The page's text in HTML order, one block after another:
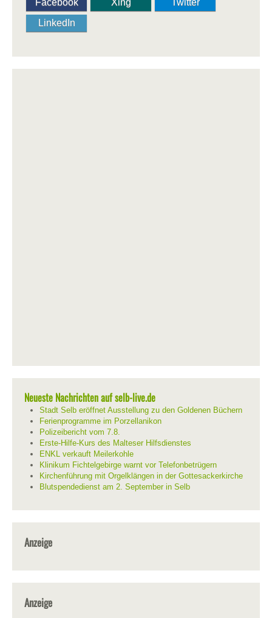
LinkedIn
Neueste Nachrichten auf selb-live.de
Stadt Selb eröffnet Ausstellung zu den Goldenen Büchern
Ferienprogramme im Porzellanikon
Polizeibericht vom 7.8.
Erste-Hilfe-Kurs des Malteser Hilfsdienstes
ENKL verkauft Meilerkohle
Klinikum Fichtelgebirge warnt vor Telefonbetrügern
Kirchenführung mit Orgelklängen in der Gottesackerkirche
Blutspendedienst am 2. September in Selb
Anzeige
Anzeige